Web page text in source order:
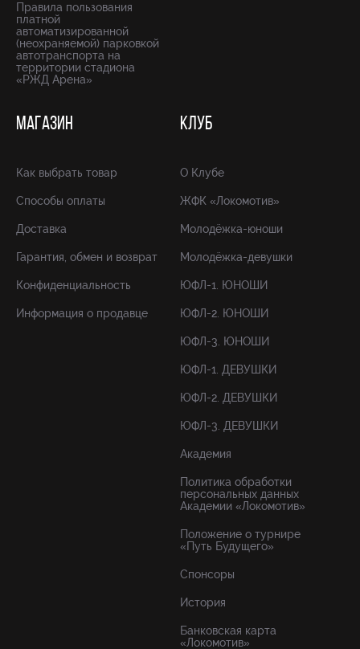
Правила пользования
платной
автоматизированной
(неохраняемой) парковкой
автотранспорта на
территории стадиона
«РЖД Арена»
МАГАЗИН
Как выбрать товар
Способы оплаты
Доставка
Гарантия, обмен и возврат
Конфиденциальность
Информация о продавце
КЛУБ
О Клубе
ЖФК «Локомотив»
Молодёжка-юноши
Молодёжка-девушки
ЮФЛ-1. ЮНОШИ
ЮФЛ-2. ЮНОШИ
ЮФЛ-3. ЮНОШИ
ЮФЛ-1. ДЕВУШКИ
ЮФЛ-2. ДЕВУШКИ
ЮФЛ-3. ДЕВУШКИ
Академия
Политика обработки
персональных данных
Академии «Локомотив»
Положение о турнире
«Путь Будущего»
Спонсоры
История
Банковская карта
«Локомотив»